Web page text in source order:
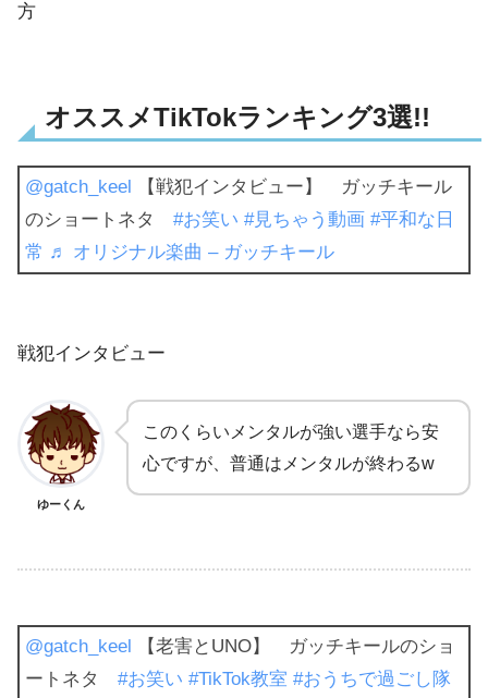
方
オススメTikTokランキング3選!!
@gatch_keel
【戦犯インタビュー】 ガッチキール
のショートネタ #お笑い #見ちゃう動画 #平和な日
常 ♬ オリジナル楽曲 – ガッチキール
戦犯インタビュー
ゆーくん
このくらいメンタルが強い選手なら安
心ですが、普通はメンタルが終わるw
@gatch_keel
【老害とUNO】 ガッチキールのショ
ートネタ #お笑い #TikTok教室 #おうちで過ごし隊